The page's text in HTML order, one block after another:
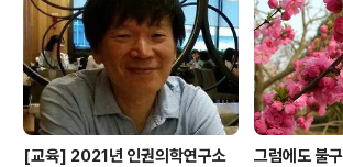
[교육] 2021년 인권의학연구소
그럼에도 불